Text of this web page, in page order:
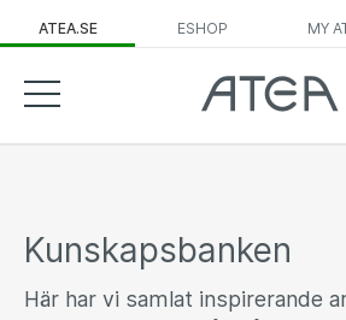
ATEA.SE ESHOP MY
Kunskapsbanken
Här har vi samlat inspirerande